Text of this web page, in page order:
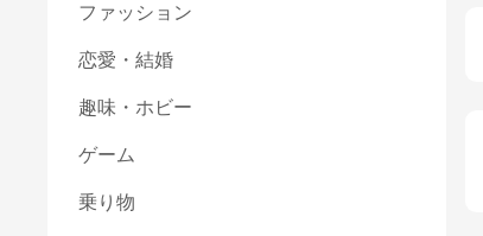
ファッション
恋愛・結婚
趣味・ホビー
ゲーム
乗り物